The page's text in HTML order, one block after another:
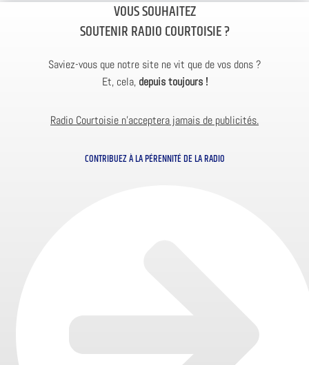
VOUS SOUHAITEZ
SOUTENIR RADIO COURTOISIE ?
Saviez-vous que notre site ne vit que de vos dons ?
Et, cela, depuis toujours !
Radio Courtoisie n’acceptera jamais de publicités.
CONTRIBUEZ À LA PÉRENNITÉ DE LA RADIO